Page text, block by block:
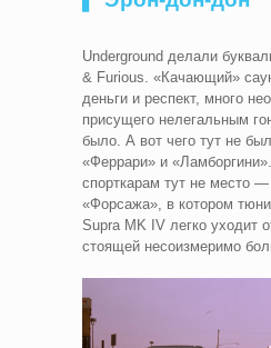
Underground делали
& Furious. «Качающий»
деньги и респект, много
присущего нелегальным
было. А вот чего тут не
«Феррари» и
спорткарам тут не место
«Форсажа», в котором
Supra MK IV легко уходит
стоящей несоизмеримо